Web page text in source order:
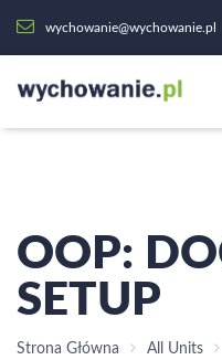
wychowanie@wychowanie.pl
OOP:
SETUP
Strona Główna All Units